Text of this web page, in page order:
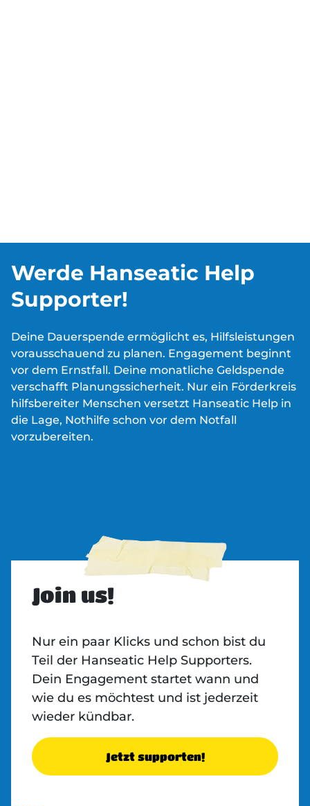
Werde Hanseatic Help
Supporter!
Deine Dauerspende ermöglicht es, Hilfsleistungen
vorausschauend zu planen. Engagement beginnt
vor dem Ernstfall. Deine monatliche Geldspende
verschafft Planungssicherheit. Nur ein Förderkreis
hilfsbereiter Menschen versetzt Hanseatic Help in
die Lage, Nothilfe schon vor dem Notfall
vorzubereiten.
Join us!
Nur ein paar Klicks und schon bist du
Teil der Hanseatic Help Supporters.
Dein Engagement startet wann und
wie du es möchtest und ist jederzeit
wieder kündbar.
Jetzt supporten!